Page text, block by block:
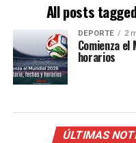
All posts
DEPORTE 2
Comienza
horarios
ÚLTIMAS